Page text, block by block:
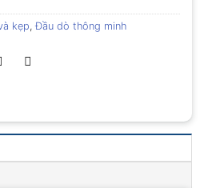
kẹp,Đầu dò thông minh